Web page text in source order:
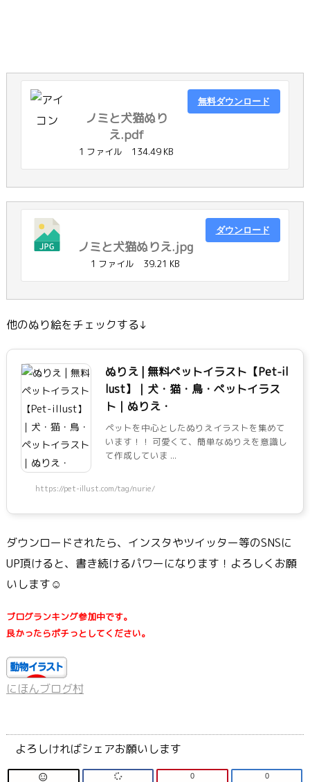
ノミと犬猫ぬり
え.pdf
1 ファイル 134.49 KB
無料ダウンロード
ノミと犬猫ぬりえ.jpg
1 ファイル 39.21 KB
ダウンロード
他のぬり絵をチェックする↓
ぬりえ | 無料ペットイラスト【Pet-il
lust】｜犬・猫・鳥・ペットイラス
ト｜ぬりえ・
ペットを中心としたぬりえイラストを集めて
います！！ 可愛くて、簡単なぬりえを意識し
て作成していま ...
https://pet-illust.com/tag/nurie/
ダウンロードされたら、インスタやツイッター等のSNSに
UP頂けると、書き続けるパワーになります！よろしくお願
いします☺
ブログランキング参加中です。
良かったらポチっとしてください。
にほんブログ村
よろしければシェアお願いします
 0 0